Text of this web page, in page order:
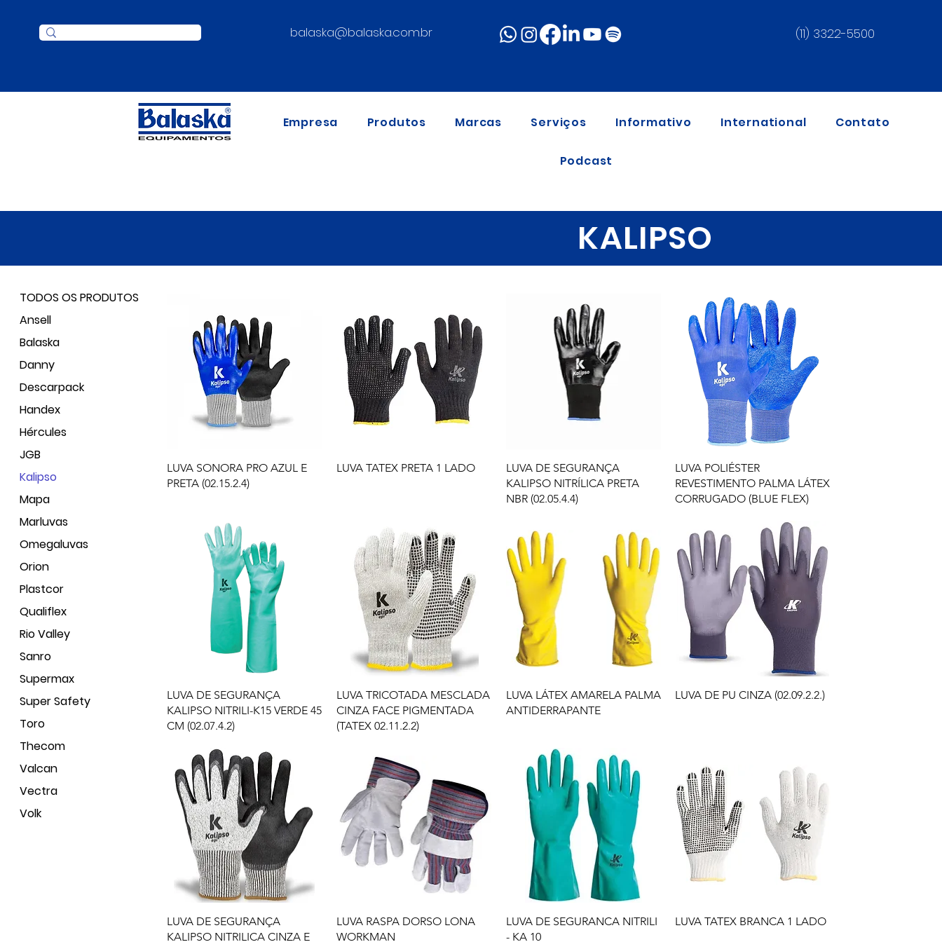
balaska@balaska.com.br (11) 3322-5500
Empresa Produtos Marcas Serviços Informativo International Contato
Podcast
TODOS OS PRODUTOS
Ansell
Balaska
Danny
Descarpack
Handex
Hércules
JGB
Kalipso
Mapa
Marluvas
Omegaluvas
Orion
Plastcor
Qualiflex
Rio Valley
Sanro
Supermax
Super Safety
Toro
Thecom
Valcan
Vectra
Volk
KALIPSO
LUVA SONORA PRO AZUL E
PRETA (02.15.2.4)
LUVA TATEX PRETA 1 LADO
LUVA DE SEGURANÇA
KALIPSO NITRÍLICA PRETA
NBR (02.05.4.4)
LUVA POLIÉSTER
REVESTIMENTO PALMA LÁTEX
CORRUGADO (BLUE FLEX)
LUVA DE SEGURANÇA
KALIPSO NITRILI-K15 VERDE 45
CM (02.07.4.2)
LUVA TRICOTADA MESCLADA
CINZA FACE PIGMENTADA
(TATEX 02.11.2.2)
LUVA LÁTEX AMARELA PALMA
ANTIDERRAPANTE
LUVA DE PU CINZA (02.09.2.2.)
LUVA DE SEGURANÇA
KALIPSO NITRILICA CINZA E
LUVA RASPA DORSO LONA
WORKMAN
LUVA DE SEGURANCA NITRILI
- KA 10
LUVA TATEX BRANCA 1 LADO